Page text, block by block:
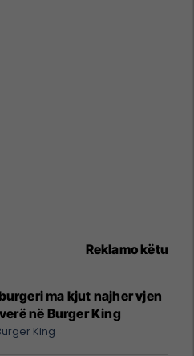
Reklamo këtu
ma kjut najher vjen
në Burger King
King